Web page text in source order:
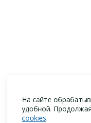
На сайте
удобной.
cookies.